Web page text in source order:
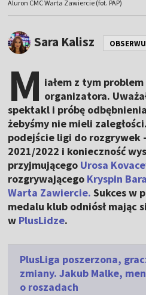
Aluron CMC Warta Zawiercie (fot. PAP)
Sara Kalisz
M iałem z tym
organizatora.
spektakl i próbę
żebyśmy nie mieli
podejście ligi do rozgrywek
2021/2022 i konieczność
przyjmującego Urosa
rozgrywającego Kryspin
Warta Zawiercie. Sukces w
medalu klub odniósł mając
w PlusLidze.
PlusLiga poszerzona,
zmiany. Jakub Malke,
o roszadach